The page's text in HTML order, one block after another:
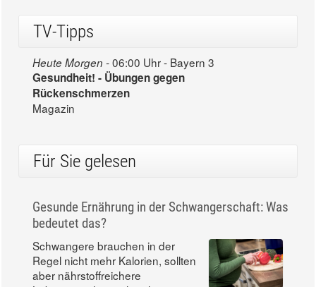
TV-Tipps
Heute Morgen -06:00 Uhr - Bayern 3
Gesundheit! - Übungen gegen
Rückenschmerzen
Magazin
Für Sie gelesen
Gesunde Ernährung in der Schwangerschaft: Was
bedeutet das?
Schwangere brauchen in der
Regel nicht mehr Kalorien, sollten
aber nährstoffreichere